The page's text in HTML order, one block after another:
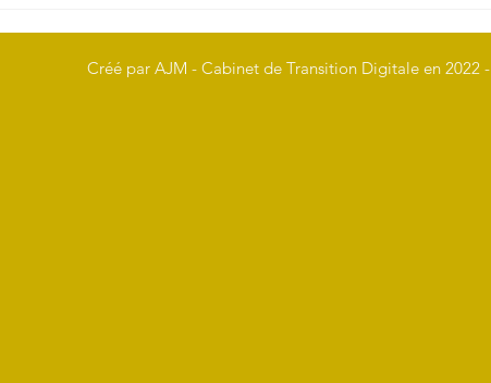
Créé par AJM - Cabinet de Transition Digitale en 2022 -